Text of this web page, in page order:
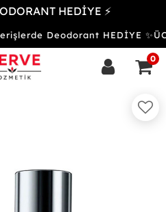
HEDİYE ⚡
Deodorant HEDİYE
0